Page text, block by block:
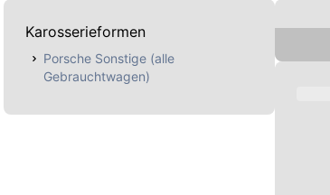
Karosserieformen
Porsche Sonstige (alle
Gebrauchtwagen)